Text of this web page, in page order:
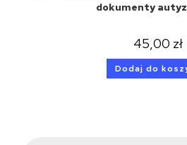
dokumenty
45,00 zł
Dodaj do